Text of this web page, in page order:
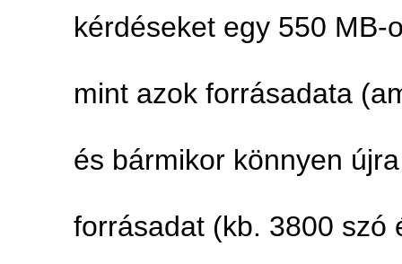
kérdéseket egy 550
mint azok forrásadata
és bármikor könnyen
forrásadat (kb. 3800 szó